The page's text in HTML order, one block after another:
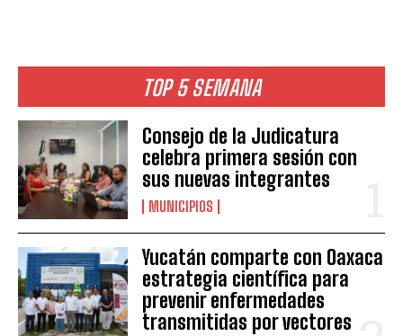
TOP 5 SEMANA
Consejo de la Judicatura
celebra primera sesión con
sus nuevas integrantes
MUNICIPIOS
Yucatán comparte con Oaxaca
estrategia científica para
prevenir enfermedades
transmitidas por vectores